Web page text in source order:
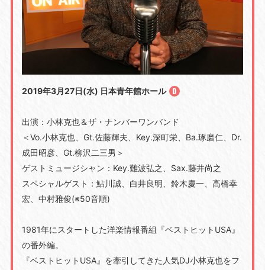
2019年3月27日(水) 日本青年館ホール
出演：小林克也＆ザ・ナンバーワンバンド
＜Vo.小林克也、Gt.佐藤輝夫、Key.深町栄、Ba.琢磨仁、Dr.
成田昭彦、Gt.柳沢二三男＞
ゲストミュージシャン：Key.難波弘之、Sax.藤井尚之
スペシャルゲスト：鮎川誠、白井良明、鈴木慶一、高橋幸
宏、中村雅俊(※50音順)
1981年にスタートした洋楽情報番組『ベストヒットUSA』
の番外編。
『ベストヒットUSA』を牽引してきた人気DJ小林克也をフ